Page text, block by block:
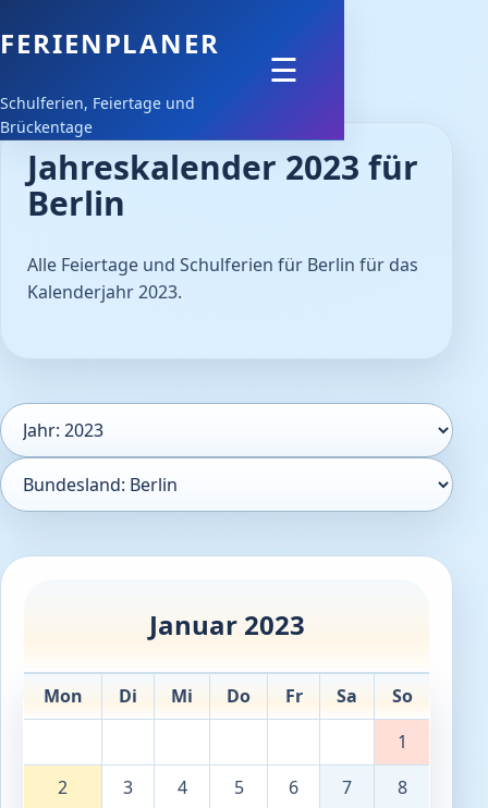
FERIENPLANER
Schulferien, Feiertage und
Brückentage
Feiertage
Schulferien
Downloads
☰
Jahreskalender 2023 für
Berlin
Alle Feiertage und Schulferien für Berlin für das
Kalenderjahr 2023.
Kalenderjahr
Bundesland
Januar 2023
Mon Di Mi Do Fr Sa
So
1
2
3 4 5 6 7
8